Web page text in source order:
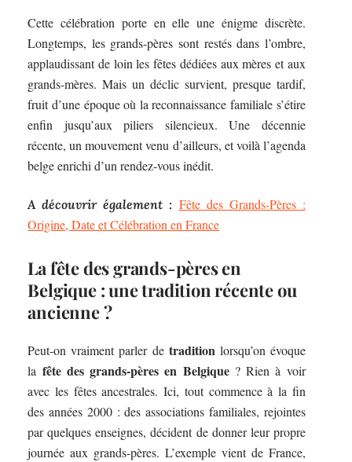
Cette célébration porte en elle une énigme discrète.
Longtemps, les grands-pères sont restés dans l’ombre,
applaudissant de loin les fêtes dédiées aux mères et aux
grands-mères. Mais un déclic survient, presque tardif,
fruit d’une époque où la reconnaissance familiale s’étire
enfin jusqu’aux piliers silencieux. Une décennie
récente, un mouvement venu d’ailleurs, et voilà l’agenda
belge enrichi d’un rendez-vous inédit.
A découvrir également : Fête des Grands-Pères :
Origine, Date et Célébration en France
La fête des grands-pères en
Belgique : une tradition récente ou
ancienne ?
Peut-on vraiment parler de traditionlorsqu’on évoque
la fête des grands-pères en Belgique? Rien à voir
avec les fêtes ancestrales. Ici, tout commence à la fin
des années 2000 : des associations familiales, rejointes
par quelques enseignes, décident de donner leur propre
journée aux grands-pères. L’exemple vient de France,